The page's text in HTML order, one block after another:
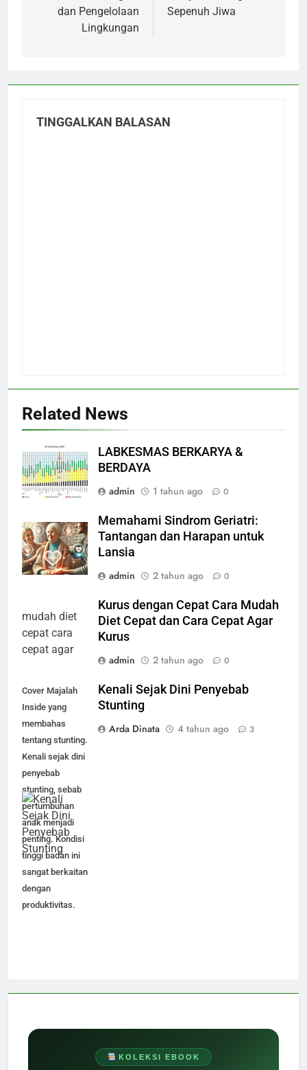
KOLEKSI EBOOK
dan Pengelolaan
Lingkungan
Sepenuh Jiwa
TINGGALKAN BALASAN
Related News
LABKESMAS BERKARYA &
BERDAYA
admin
1 tahun ago 0
Memahami Sindrom Geriatri:
Tantangan dan Harapan untuk
Lansia
admin
2 tahun ago 0
Kurus dengan Cepat Cara Mudah
Diet Cepat dan Cara Cepat Agar
Kurus
admin
2 tahun ago 0
Cover Majalah
Inside yang
membahas
tentang stunting.
Kenali sejak dini
penyebab
stunting, sebab
pertumbuhan
anak menjadi
penting. Kondisi
tinggi badan ini
sangat berkaitan
dengan
produktivitas.
Kenali Sejak Dini Penyebab
Stunting
Arda Dinata
4 tahun ago 3